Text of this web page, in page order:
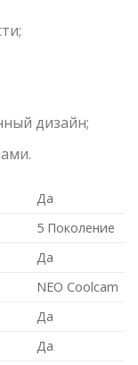
дизайн;
Да
5 Поколение
Да
NEO Coolcam
Да
Да